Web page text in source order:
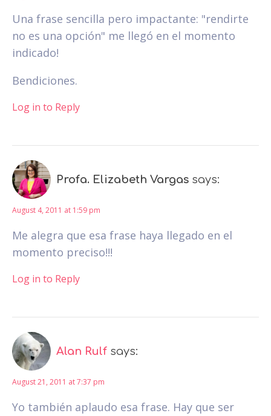
Una frase sencilla pero impactante: "rendirte
no es una opción" me llegó en el momento
indicado!
Bendiciones.
Log in to Reply
Profa. Elizabeth Vargas says:
August 4, 2011 at 1:59 pm
Me alegra que esa frase haya llegado en el
momento preciso!!!
Log in to Reply
Alan Rulf says:
August 21, 2011 at 7:37 pm
Yo también aplaudo esa frase. Hay que ser